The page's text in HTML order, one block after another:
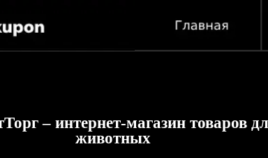
– интернет-магазин товаров
животных